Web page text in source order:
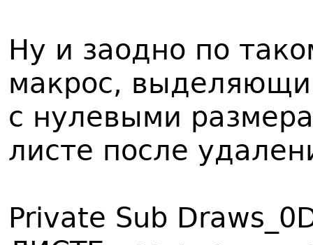
Ну и заодно по
макрос,
с нулевыми
листе после
Private Sub